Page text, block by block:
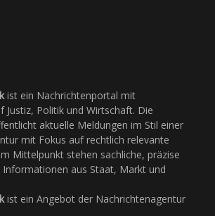
ist ein Nachrichtenportal mit
Justiz, Politik und Wirtschaft. Die
aktuelle Meldungen im Stil einer
mit Fokus auf rechtlich relevante
Mittelpunkt stehen sachliche, präzise
Informationen aus Staat, Markt und
ist ein Angebot der Nachrichtenagentur